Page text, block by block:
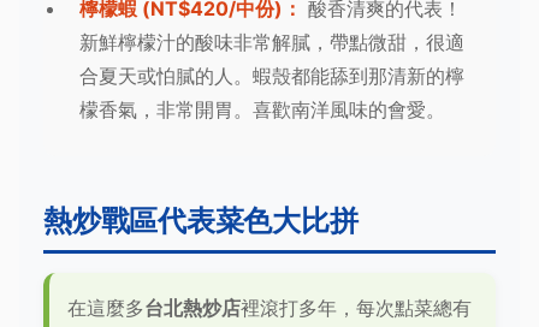
檸檬蝦 (NT$420/中份)： 酸香清爽的代表！
新鮮檸檬汁的酸味非常解膩，帶點微甜，很適
合夏天或怕膩的人。蝦殼都能舔到那清新的檸
檬香氣，非常開胃。喜歡南洋風味的會愛。
熱炒戰區代表菜色大比拼
在這麼多台北熱炒店裡滾打多年，每次點菜總有